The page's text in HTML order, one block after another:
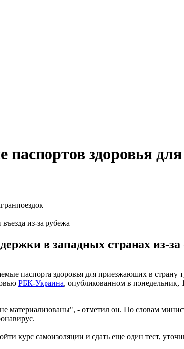
здоровья для
из-за рубежа
в западных странах из-
паспорта здоровья для приезжающих в
РБК-Украина, опубликованном в понедельник,
материализованы", - отметил он. По словам
курс самоизоляции и сдать еще один тест,